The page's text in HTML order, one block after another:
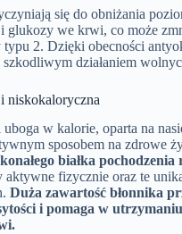
się do obniżania
glukozy we krwi, co może
2. Dzięki obecności
działaniem
niskokaloryczna
uboga w kalorie, oparta na
sposobem na zdrowe
białka pochodzenia
aktywne fizycznie oraz te
Duża zawartość błonnika
i pomaga w